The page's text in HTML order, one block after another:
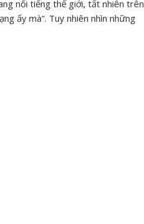
nổi tiếng thế giới, tất nhiên trên
ấy mà”. Tuy nhiên nhìn những